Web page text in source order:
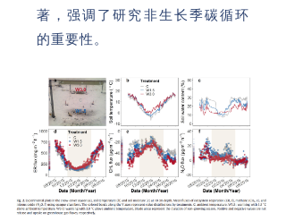
著，强调了研究非生长季碳循环
的重要性。